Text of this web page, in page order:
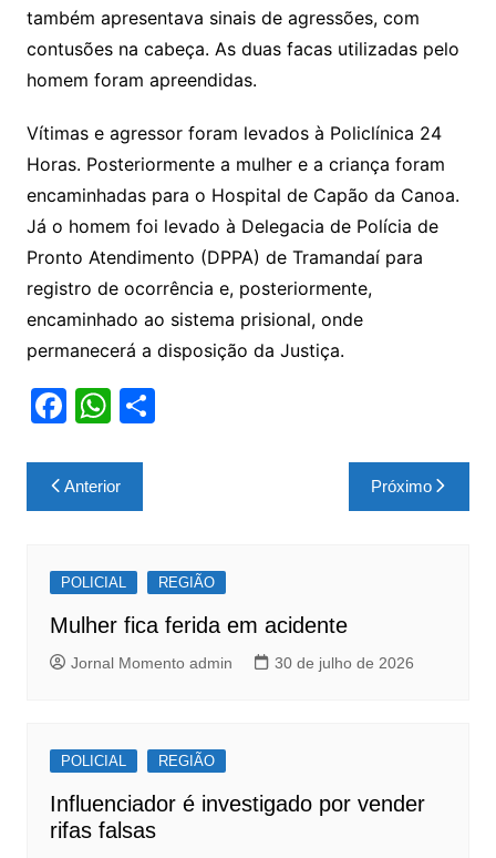
também apresentava sinais de agressões, com
contusões na cabeça. As duas facas utilizadas pelo
homem foram apreendidas.
Vítimas e agressor foram levados à Policlínica 24
Horas. Posteriormente a mulher e a criança foram
encaminhadas para o Hospital de Capão da Canoa.
Já o homem foi levado à Delegacia de Polícia de
Pronto Atendimento (DPPA) de Tramandaí para
registro de ocorrência e, posteriormente,
encaminhado ao sistema prisional, onde
permanecerá a disposição da Justiça.
F
c
e
o
o
k
W
at
s
p
p
S
Navegação
de
Anterior Próximo
POLICIAL REGIÃO
Mulher fica ferida em acidente
Jornal Momento admin 30 de julho de 2026
POLICIAL REGIÃO
Influenciador é investigado por vender
rifas falsas